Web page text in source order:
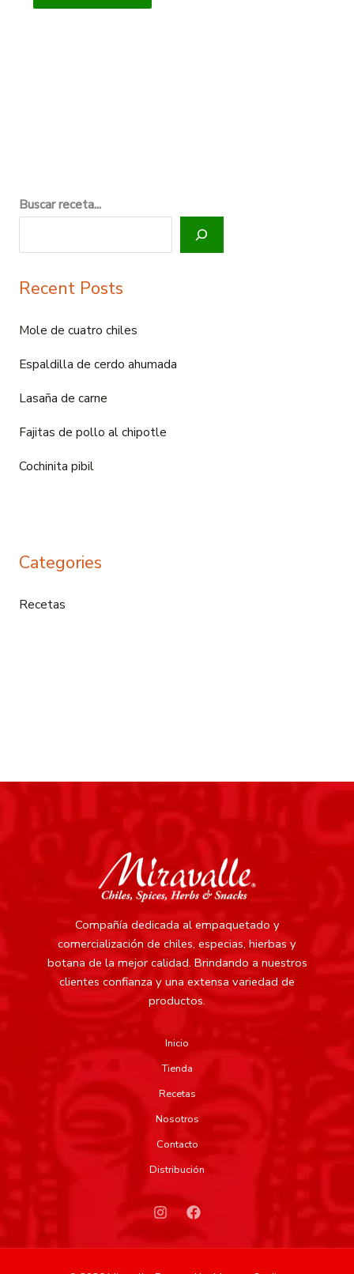
Buscar receta...
Recent Posts
Mole de cuatro chiles
Espaldilla de cerdo ahumada
Lasaña de carne
Fajitas de pollo al chipotle
Cochinita pibil
Categories
Recetas
Compañía dedicada al empaquetado y
comercialización de chiles, especias, hierbas y
botana de la mejor calidad. Brindando a nuestros
clientes confianza y una extensa variedad de
productos.
Inicio
Tienda
Recetas
Nosotros
Contacto
Distribución